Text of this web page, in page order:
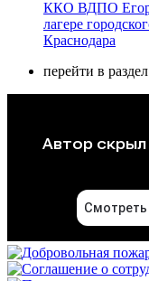
ККО ВДПО
лагере
Краснодара
перейти в раздел